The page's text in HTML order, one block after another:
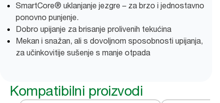
SmartCore® uklanjanje jezgre – za brzo i jednostavno
ponovno punjenje.
Dobro upijanje za brisanje prolivenih tekućina
Mekan i snažan, ali s dovoljnom sposobnosti upijanja,
za učinkovitije sušenje s manje otpada
Kompatibilni proizvodi